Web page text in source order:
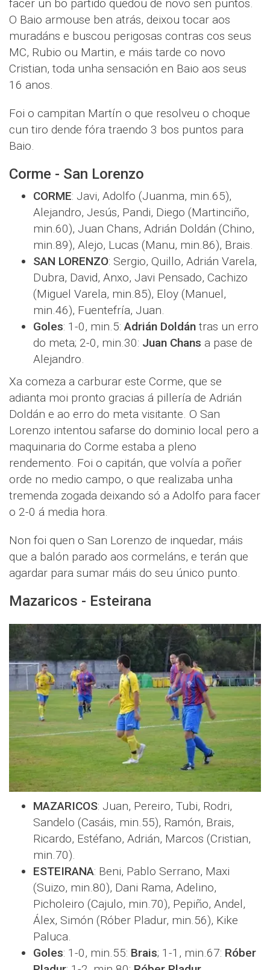
facer un bo partido quedou de novo sen puntos.
O Baio armouse ben atrás, deixou tocar aos
muradáns e buscou perigosas contras cos seus
MC, Rubio ou Martin, e máis tarde co novo
Cristian, toda unha sensación en Baio aos seus
16 anos.
Foi o campitan Martín o que resolveu o choque
cun tiro dende fóra traendo 3 bos puntos para
Baio.
Corme - San Lorenzo
CORME: Javi, Adolfo (Juanma, min.65),
Alejandro, Jesús, Pandi, Diego (Martinciño,
min.60), Juan Chans, Adrián Doldán (Chino,
min.89), Alejo, Lucas (Manu, min.86), Brais.
SAN LORENZO: Sergio, Quillo, Adrián Varela,
Dubra, David, Anxo, Javi Pensado, Cachizo
(Miguel Varela, min.85), Eloy (Manuel,
min.46), Fuentefría, Juan.
Goles: 1-0, min.5:Adrián Doldán tras un erro
do meta; 2-0, min.30: Juan Chans a pase de
Alejandro.
Xa comeza a carburar este Corme, que se
adianta moi pronto gracias á pillería de Adrián
Doldán e ao erro do meta visitante. O San
Lorenzo intentou safarse do dominio local pero a
maquinaria do Corme estaba a pleno
rendemento. Foi o capitán, que volvía a poñer
orde no medio campo, o que realizaba unha
tremenda zogada deixando só a Adolfo para facer
o 2-0 á media hora.
Non foi quen o San Lorenzo de inquedar, máis
que a balón parado aos cormeláns, e terán que
agardar para sumar máis do seu único punto.
Mazaricos - Esteirana
MAZARICOS: Juan, Pereiro, Tubi, Rodri,
Sandelo (Casáis, min.55), Ramón, Brais,
Ricardo, Estéfano, Adrián, Marcos (Cristian,
min.70).
ESTEIRANA: Beni, Pablo Serrano, Maxi
(Suizo, min.80), Dani Rama, Adelino,
Picholeiro (Cajulo, min.70), Pepiño, Andel,
Álex, Simón (Róber Pladur, min.56), Kike
Paluca.
Goles: 1-0, min.55: Brais; 1-1, min.67: Róber